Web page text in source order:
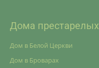
Дома престарелых
Дом в Белой Церкви
Дом в Броварах